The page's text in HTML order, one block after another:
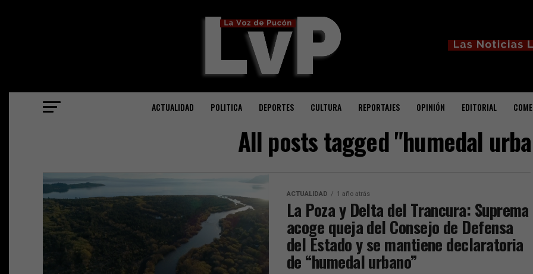
ACTUALIDAD POLITICA DEPORTES CULTURA REPORTAJES OPINIÓN EDITORIAL
All posts tagged "humedal
ACTUALIDAD 1 año atrás
La Poza y Delta del Trancura: Suprema
acoge queja del Consejo de Defensa
del Estado y se mantiene declaratoria
de “humedal urbano”